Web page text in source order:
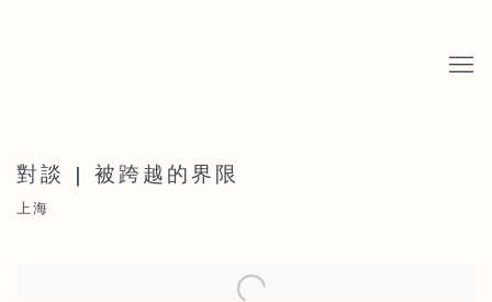
對談 | 被跨越的界限
上海
Open a larger version of the following image in a popup: